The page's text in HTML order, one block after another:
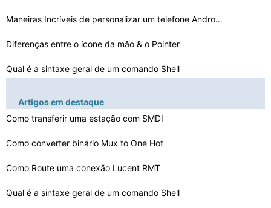
Maneiras Incríveis de personalizar um telefone Android…
Diferenças entre o ícone da mão & o Pointer
Qual é a sintaxe geral de um comando Shell
Como criar uma subpasta em uma pasta existente
Como usar Limites planilha de KPI
Localização segredos para Angry Birds
Artigos em destaque
Como transferir uma estação com SMDI
Como converter binário Mux to One Hot
Como Route uma conexão Lucent RMT
Qual é a sintaxe geral de um comando Shell